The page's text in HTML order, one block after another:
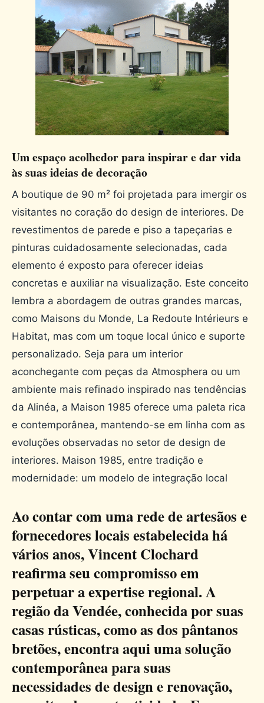
Um espaço acolhedor para inspirar e dar vida
às suas ideias de decoração
A boutique de 90 m² foi projetada para imergir os
visitantes no coração do design de interiores. De
revestimentos de parede e piso a tapeçarias e
pinturas cuidadosamente selecionadas, cada
elemento é exposto para oferecer ideias
concretas e auxiliar na visualização. Este conceito
lembra a abordagem de outras grandes marcas,
como Maisons du Monde, La Redoute Intérieurs e
Habitat, mas com um toque local único e suporte
personalizado. Seja para um interior
aconchegante com peças da Atmosphera ou um
ambiente mais refinado inspirado nas tendências
da Alinéa, a Maison 1985 oferece uma paleta rica
e contemporânea, mantendo-se em linha com as
evoluções observadas no setor de design de
interiores. Maison 1985, entre tradição e
modernidade: um modelo de integração local
Ao contar com uma rede de artesãos e
fornecedores locais estabelecida há
vários anos, Vincent Clochard
reafirma seu compromisso em
perpetuar a expertise regional. A
região da Vendée, conhecida por suas
casas rústicas, como as dos pântanos
bretões, encontra aqui uma solução
contemporânea para suas
necessidades de design e renovação,